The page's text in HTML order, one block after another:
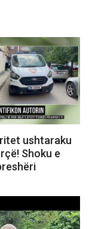
ushtaraku
Shoku e